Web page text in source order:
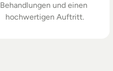
Behandlungen und einen
hochwertigen Auftritt.